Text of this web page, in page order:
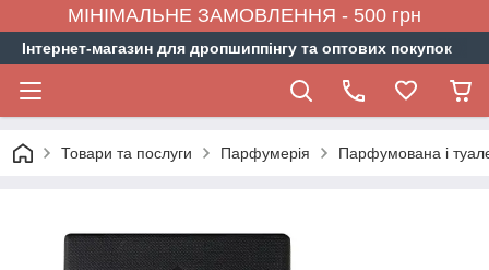
МІНІМАЛЬНЕ ЗАМОВЛЕННЯ - 500 грн
Інтернет-магазин для дропшиппінгу та оптових покупок
Товари та послуги Парфумерія Парфумована і